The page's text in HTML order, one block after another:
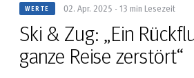
WERTE 02. Apr. 2025 - 13 min Lesezeit
Ski & Zug: „Ein
ganze Reise zerstört“